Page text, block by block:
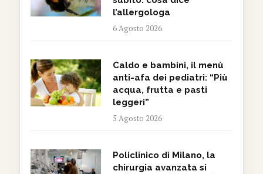
l’allergologa
6 Agosto 2026
Caldo e bambini, il menù
anti-afa dei pediatri: “Più
acqua, frutta e pasti
leggeri”
5 Agosto 2026
Policlinico di Milano, la
chirurgia avanzata si